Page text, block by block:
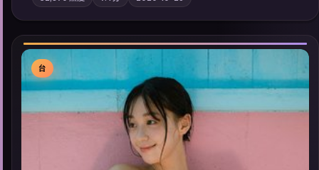
地域气质；站内亦可通过「国产免费观看高清电视剧在线看」延
展检索同类型高分佳作，畅享高清在线追剧体验。
台